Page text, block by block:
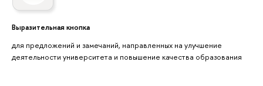
Выразительная кнопка
для предложений и замечаний, направленных на улучшение
деятельности университета и повышение качества образования